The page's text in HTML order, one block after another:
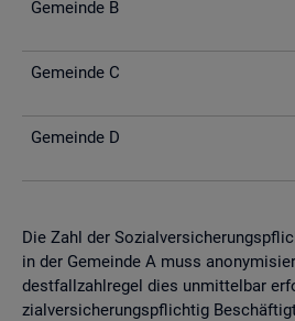
Ge­mein­de B
Ge­mein­de C
Ge­mein­de D
Die Zahl der
in der Ge­mein­de A muss
dest­fall­zahl­re­gel dies un­mit­tel­bar
zi­al­ver­si­che­rungs­pflich­tig